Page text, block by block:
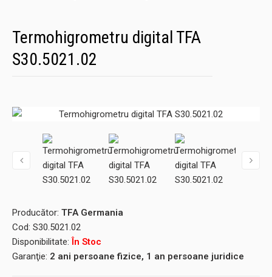
Termohigrometru digital TFA
S30.5021.02
Producător: TFA Germania
Cod: S30.5021.02
Disponibilitate: În Stoc
Garanţie: 2 ani persoane fizice, 1 an persoane juridice